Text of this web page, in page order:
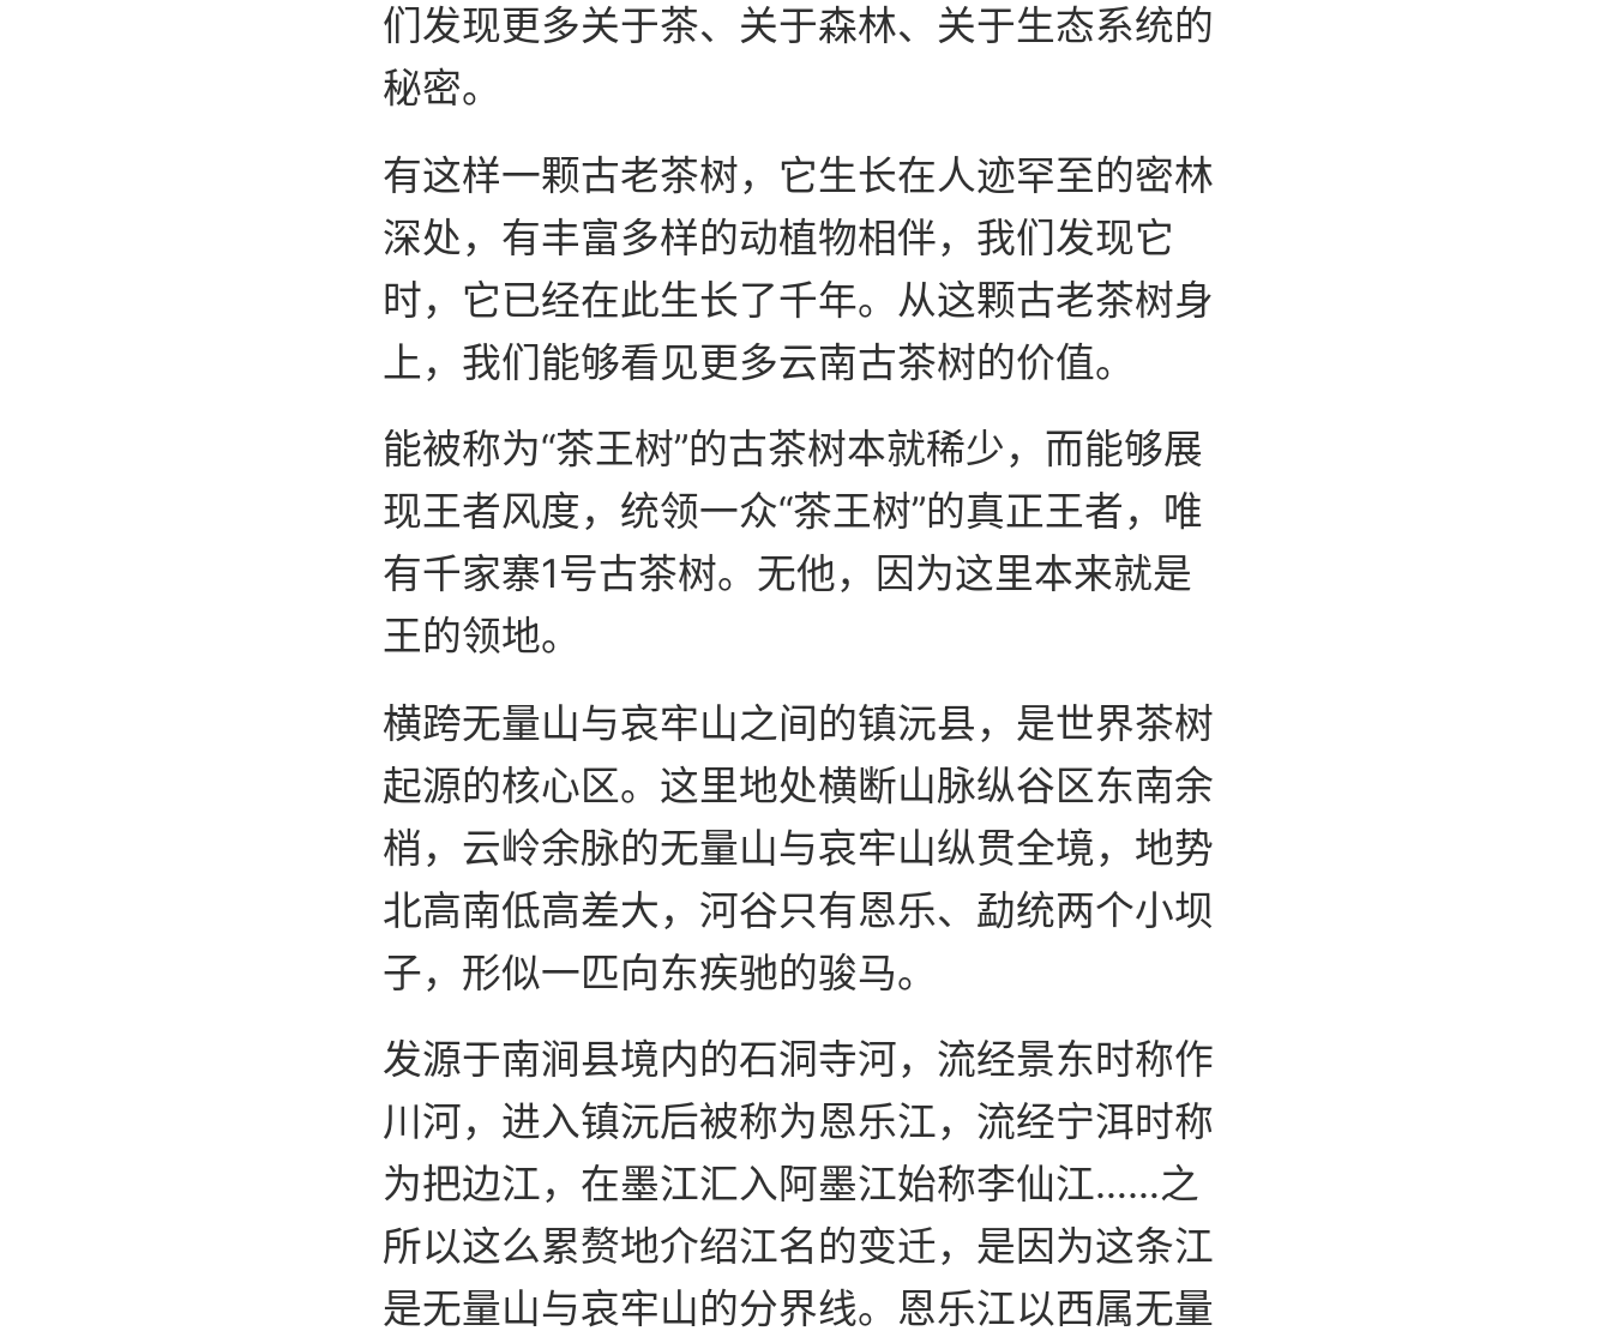
们发现更多关于茶、关于森林、关于生态系统的
秘密。
有这样一颗古老茶树，它生长在人迹罕至的密林
深处，有丰富多样的动植物相伴，我们发现它
时，它已经在此生长了千年。从这颗古老茶树身
上，我们能够看见更多云南古茶树的价值。
能被称为“茶王树”的古茶树本就稀少，而能够展
现王者风度，统领一众“茶王树”的真正王者，唯
有千家寨1号古茶树。无他，因为这里本来就是
王的领地。
横跨无量山与哀牢山之间的镇沅县，是世界茶树
起源的核心区。这里地处横断山脉纵谷区东南余
梢，云岭余脉的无量山与哀牢山纵贯全境，地势
北高南低高差大，河谷只有恩乐、勐统两个小坝
子，形似一匹向东疾驰的骏马。
发源于南涧县境内的石洞寺河，流经景东时称作
川河，进入镇沅后被称为恩乐江，流经宁洱时称
为把边江，在墨江汇入阿墨江始称李仙江……之
所以这么累赘地介绍江名的变迁，是因为这条江
是无量山与哀牢山的分界线。恩乐江以西属无量